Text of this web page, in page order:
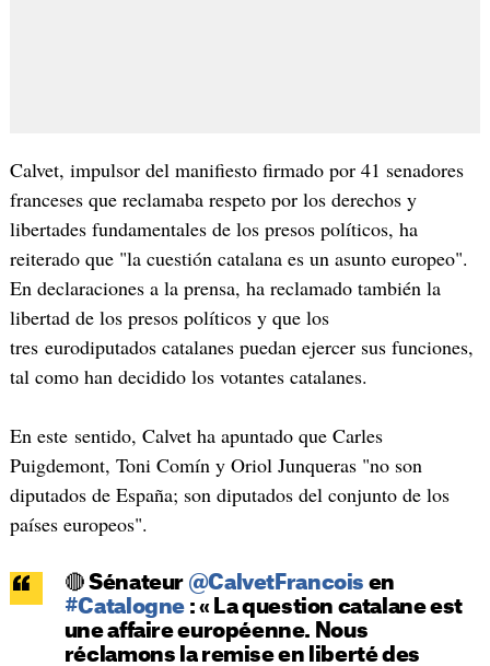
Calvet, impulsor del manifiesto firmado por 41 senadores
franceses que reclamaba respeto por los derechos y
libertades fundamentales de los presos políticos, ha
reiterado que "la cuestión catalana es un asunto europeo".
En declaraciones a la prensa, ha reclamado también la
libertad de los presos políticos y que los
tres eurodiputados catalanes puedan ejercer sus funciones,
tal como han decidido los votantes catalanes.
En este sentido, Calvet ha apuntado que Carles
Puigdemont, Toni Comín y Oriol Junqueras "no son
diputados de España; son diputados del conjunto de los
países europeos".
🔴 Sénateur @CalvetFrancois en
#Catalogne : « La question catalane est
une affaire européenne. Nous
réclamons la remise en liberté des